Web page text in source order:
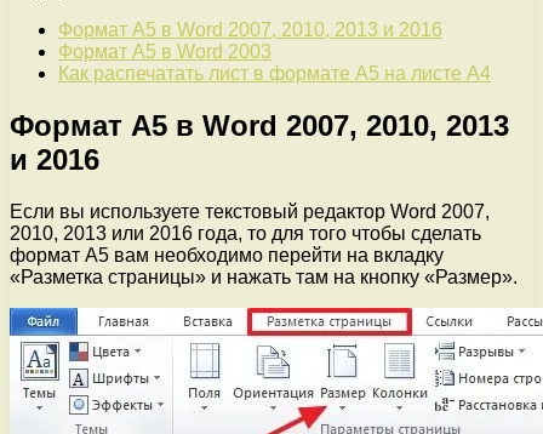
Формат A5 в Word 2007, 2010, 2013 и 2016
Формат A5 в Word 2003
Как распечатать лист в формате A5 на листе A4
Формат A5 в Word 2007, 2010, 2013
и 2016
Если вы используете текстовый редактор Word 2007,
2010, 2013 или 2016 года, то для того чтобы сделать
формат A5 вам необходимо перейти на вкладку
«Разметка страницы» и нажать там на кнопку «Размер».